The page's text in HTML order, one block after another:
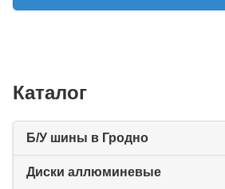
Каталог
Б/У шины в Гродно
Диски аллюминевые